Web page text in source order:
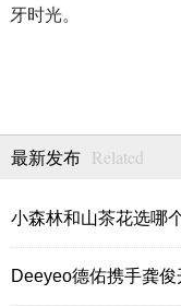
牙时光。
最新发布 Related
小森林和山茶花选哪
Deeyeo德佑携手龚